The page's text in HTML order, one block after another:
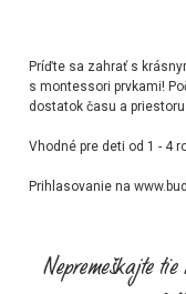
Príďte sa zahrať s
s montessori prvkami!
dostatok času a
Vhodné pre deti od 1 - 4
Prihlasovanie na